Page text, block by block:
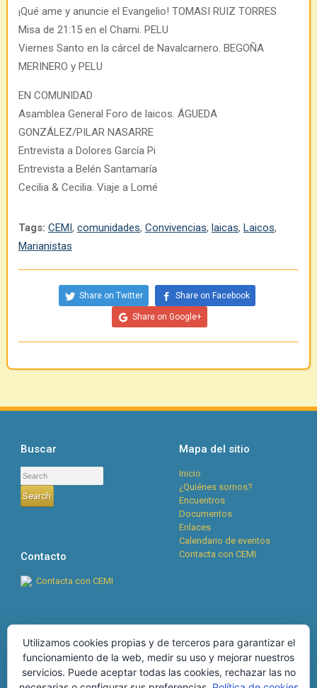
¡Qué ame y anuncie el Evangelio! TOMASI RUIZ TORRES
Misa de 21:15 en el Chami. PELU
Viernes Santo en la cárcel de Navalcarnero. BEGOÑA
MERINERO y PELU
EN COMUNIDAD
Asamblea General Foro de laicos. ÁGUEDA
GONZÁLEZ/PILAR NASARRE
Entrevista a Dolores García Pi
Entrevista a Belén Santamaría
Cecilia & Cecilia. Viaje a Lomé
Tags: CEMI, comunidades, Convivencias, laicas, Laicos,
Marianistas
Share on Twitter Share on Facebook
Share on Google+
Buscar
Contacto
Contacta con CEMI
Mapa del sitio
Inicio
¿Quiénes somos?
Encuentros
Documentos
Enlaces
Calendario de eventos
Contacta con CEMI
Cookies
POLÍTICA DE COOKIES
MÁS INFORMACIÓN SOBRE
RSS
Boletín CEMI n°134, abril
2026 28 de abril de 2026
Utilizamos cookies propias y de terceros para garantizar el
funcionamiento de la web, medir su uso y mejorar nuestros
servicios. Puede aceptar todas las cookies, rechazar las no